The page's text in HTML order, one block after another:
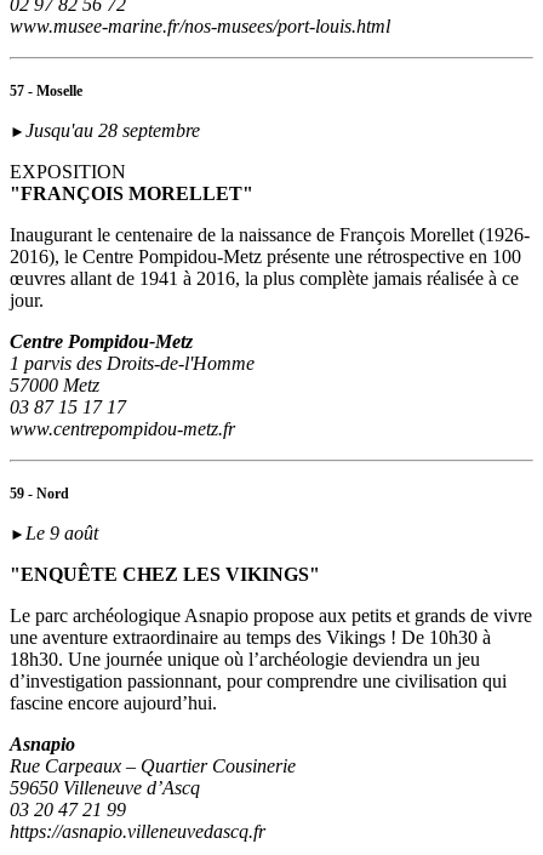
02 97 82 56 72
www.musee-marine.fr/nos-musees/port-louis.html
57 - Moselle
► Jusqu'au 28 septembre
EXPOSITION
"FRANÇOIS MORELLET"
Inaugurant le centenaire de la naissance de François Morellet (1926-
2016), le Centre Pompidou-Metz présente une rétrospective en 100
œuvres allant de 1941 à 2016, la plus complète jamais réalisée à ce
jour.
Centre Pompidou-Metz
1 parvis des Droits-de-l'Homme
57000 Metz
03 87 15 17 17
www.centrepompidou-metz.fr
59 - Nord
► Le 9 août
"ENQUÊTE CHEZ LES VIKINGS"
Le parc archéologique Asnapio propose aux petits et grands de vivre
une aventure extraordinaire au temps des Vikings ! De 10h30 à
18h30. Une journée unique où l’archéologie deviendra un jeu
d’investigation passionnant, pour comprendre une civilisation qui
fascine encore aujourd’hui.
Asnapio
Rue Carpeaux – Quartier Cousinerie
59650 Villeneuve d’Ascq
03 20 47 21 99
https://asnapio.villeneuvedascq.fr